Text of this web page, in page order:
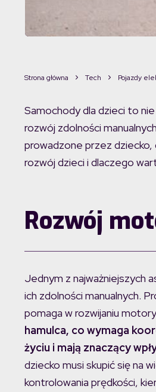
Strona główna Tech Pojazdy
Samochody dla dzieci to
rozwój zdolności
prowadzone przez dziecko,
rozwój dzieci i dlaczego
Rozwój
Jednym z najważniejszych
ich zdolności manualnych.
pomaga w rozwijaniu
hamulca, co wymaga
życiu i mają znaczący
dziecko musi skupić się na
kontrolowania prędkości,